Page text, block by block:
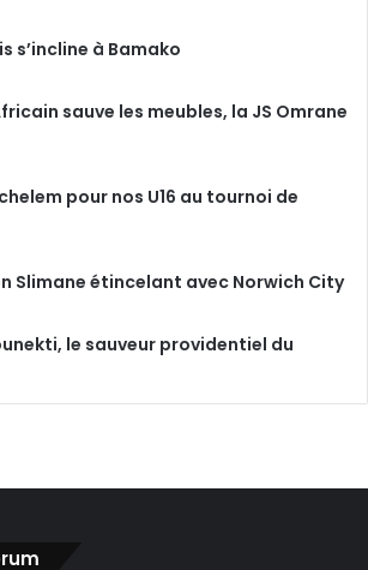
s’incline à Bamako
sauve les meubles, la JS Omrane
pour nos U16 au tournoi de
Slimane étincelant avec Norwich City
le sauveur providentiel du